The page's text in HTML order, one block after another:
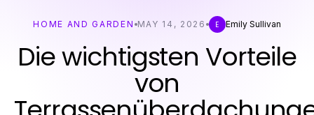
HOME AND GARDEN MAY 14, 2026 E Emily Sullivan
Die wichtigsten Vorteile
von